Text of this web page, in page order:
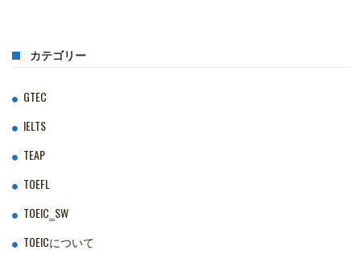
カテゴリー
GTEC
IELTS
TEAP
TOEFL
TOEIC‗SW
TOEICについて